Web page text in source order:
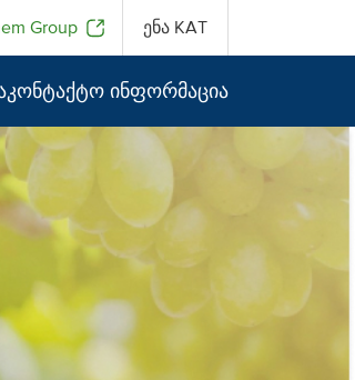
Group ენა KAT
ინფორმაცია